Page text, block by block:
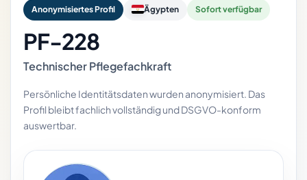
Anonymisiertes Profil Ägypten Sofort verfügbar
PF-228
Technischer Pflegefachkraft
Persönliche Identitätsdaten wurden anonymisiert. Das
Profil bleibt fachlich vollständig und DSGVO-konform
auswertbar.